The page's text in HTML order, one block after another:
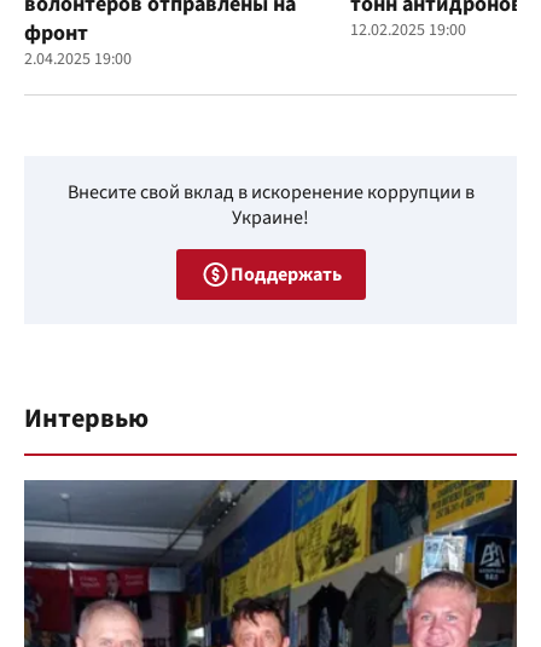
фронт
2.04.2025 19:00
12.02.2025 19:00
Внесите свой вклад в искоренение коррупции в
Украине!
Поддержать
Интервью